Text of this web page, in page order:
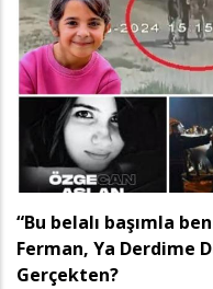
“Bu belalı başımla
Ferman, Ya Derdime
Gerçekten?